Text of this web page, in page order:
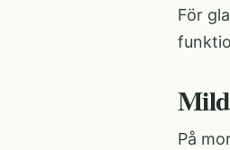
För
På